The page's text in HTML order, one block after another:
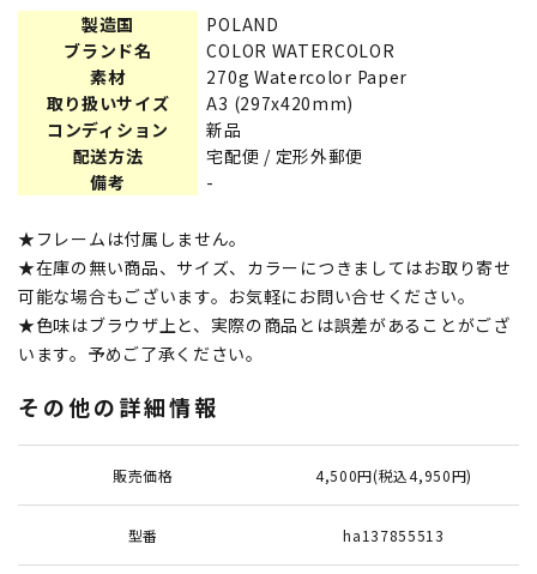
製造国
POLAND
ブランド名
COLOR WATERCOLOR
素材
270g Watercolor Paper
取り扱いサイズ
A3 (297x420mm)
コンディション
新品
配送方法
宅配便 / 定形外郵便
備考
-
★フレームは付属しません。
★在庫の無い商品、サイズ、カラーにつきましてはお取り寄せ
可能な場合もございます。お気軽にお問い合せください。
★色味はブラウザ上と、実際の商品とは誤差があることがござ
います。予めご了承ください。
その他の詳細情報
販売価格 4,500円(税込4,950円)
型番 ha137855513